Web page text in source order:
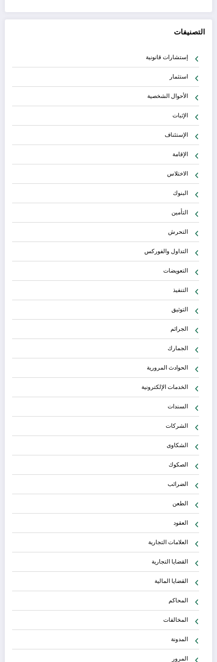
التصنيفات
إستشارات قانونية
استثمار
الأحوال الشخصية
الإثبات
الإستئناف
الإقامة
الاختلاس
البنوك
التأمين
التحرش
التداول والفوركس
التعويضات
التنفيذ
التوثيق
الجرائم
الجمارك
الحوادث المرورية
الخدمات الإلكترونية
السندات
الشركات
الشكاوى
الصكوك
الضرائب
الطعن
العقود
العلامات التجارية
القضايا التجارية
القضايا المالية
المحاكم
المخالفات
المدونة
المرور